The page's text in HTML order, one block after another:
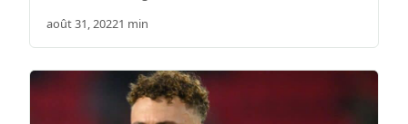
août 31, 20221 min